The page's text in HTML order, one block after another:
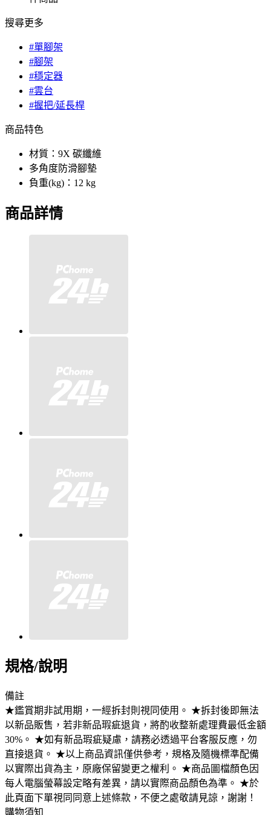
搜尋更多
#單腳架
#腳架
#穩定器
#雲台
#握把/延長桿
商品特色
材質：9X 碳纖維
多角度防滑腳墊
負重(kg)：12 kg
商品詳情
規格/說明
備註
★鑑賞期非試用期，一經拆封則視同使用。 ★拆封後即無法
以新品販售，若非新品瑕疵退貨，將酌收整新處理費最低金額
30%。 ★如有新品瑕疵疑慮，請務必透過平台客服反應，勿
直接退貨。 ★以上商品資訊僅供參考，規格及隨機標準配備
以實際出貨為主，原廠保留變更之權利。 ★商品圖檔顏色因
每人電腦螢幕設定略有差異，請以實際商品顏色為準。 ★於
此頁面下單視同同意上述條款，不便之處敬請見諒，謝謝！
購物須知